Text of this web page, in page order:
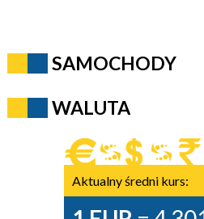
SAMOCHODY
WALUTA
Aktualny średni kurs: